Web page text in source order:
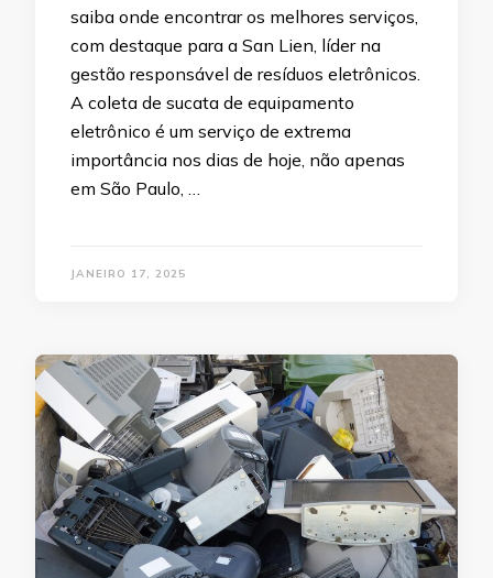
saiba onde encontrar os melhores serviços,
com destaque para a San Lien, líder na
gestão responsável de resíduos eletrônicos.
A coleta de sucata de equipamento
eletrônico é um serviço de extrema
importância nos dias de hoje, não apenas
em São Paulo, …
JANEIRO 17, 2025